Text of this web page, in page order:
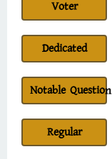
Voter
Dedicated
Notable Question
Regular